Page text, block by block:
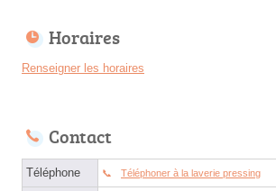
Horaires
Renseigner les horaires
Contact
Téléphone Téléphoner à la laverie pressing